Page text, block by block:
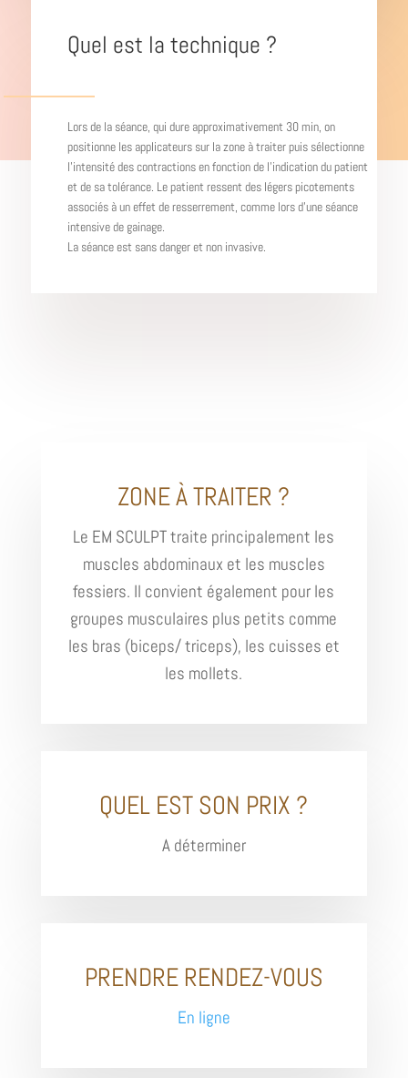
Quel est la technique ?
Lors de la séance, qui dure approximativement 30 min, on
positionne les applicateurs sur la zone à traiter puis sélectionne
l’intensité des contractions en fonction de l’indication du patient
et de sa tolérance. Le patient ressent des légers picotements
associés à un effet de resserrement, comme lors d’une séance
intensive de gainage.
La séance est sans danger et non invasive.
ZONE À TRAITER ?
Le EM SCULPT traite principalement les
muscles abdominaux et les muscles
fessiers. Il convient également pour les
groupes musculaires plus petits comme
les bras (biceps/ triceps), les cuisses et
les mollets.
QUEL EST SON PRIX ?
A déterminer
PRENDRE RENDEZ-VOUS
En ligne